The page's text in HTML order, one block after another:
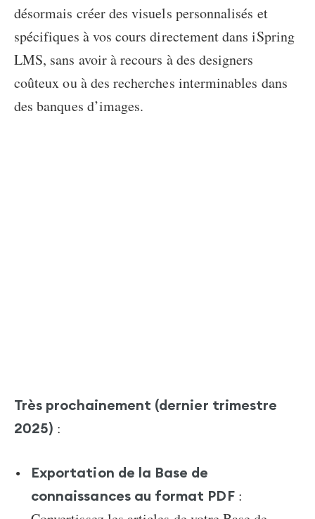
désormais créer des visuels personnalisés et
spécifiques à vos cours directement dans iSpring
LMS, sans avoir à recours à des designers
coûteux ou à des recherches interminables dans
des banques d’images.
Très prochainement (dernier trimestre
2025) :
Exportation de la Base de
connaissances au format PDF: